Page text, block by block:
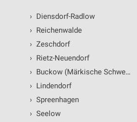
› Diensdorf-Radlow
› Reichenwalde
› Zeschdorf
› Rietz-Neuendorf
› Buckow (Märkische Schweiz)
› Lindendorf
› Spreenhagen
› Seelow